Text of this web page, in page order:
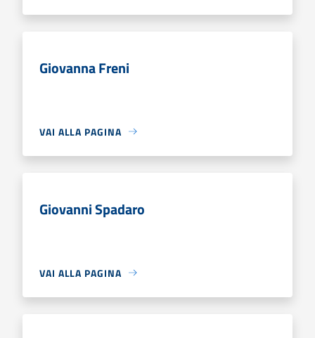
Giovanna Freni
VAI ALLA PAGINA
Giovanni Spadaro
VAI ALLA PAGINA